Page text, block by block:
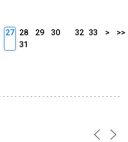
27 28 29
30
31
32 33 > >>